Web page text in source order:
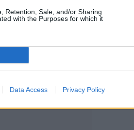
Retention, Sale, and/or Sharing
with the Purposes for which it
Data Access Privacy Policy
που
ζευγάρι
σύγκρουση
σε
στην Αγία